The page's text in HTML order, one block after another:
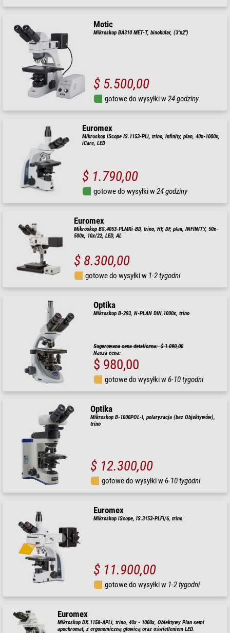
Motic
Mikroskop BA310 MET-T, binokular, (3"x2")
$ 5.500,00
gotowe do wysyłki w24 godziny
Euromex
Mikroskop iScope IS.1153-PLi, trino, infinity, plan, 40x-1000x,
iCare, LED
$ 1.790,00
gotowe do wysyłki w24 godziny
Euromex
Mikroskop BS.4053-PLMRi-BD, trino, HF, DF, plan, INFINITY, 50x-
500x, 10x/22, LED, AL
$ 8.300,00
gotowe do wysyłki w 1-2 tygodni
Optika
Mikroskop B-293, N-PLAN DIN,1000x, trino
Sugerowana cena detaliczna: $ 1.090,00
Nasza cena:
$ 980,00
gotowe do wysyłki w6-10 tygodni
Optika
Mikroskop B-1000POL-I, polaryzacja (bez Objektywów),
trino
$ 12.300,00
gotowe do wysyłki w6-10 tygodni
Euromex
Mikroskop iScope, IS.3153-PLFi/6, trino
$ 11.900,00
gotowe do wysyłki w 1-2 tygodni
Euromex
Mikroskop DX.1158-APLi, trino, 40x - 1000x, Obiektywy Plan semi
apochromat, z ergonomiczną głowicą oraz oświetleniem LED.